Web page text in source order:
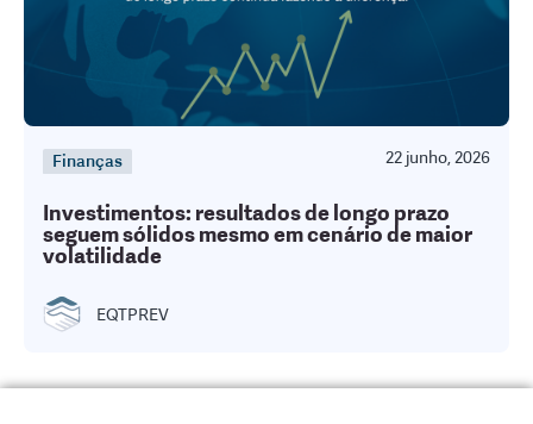
Finanças 22 junho, 2026
Investimentos: resultados de longo prazo
seguem sólidos mesmo em cenário de maior
volatilidade
EQTPREV